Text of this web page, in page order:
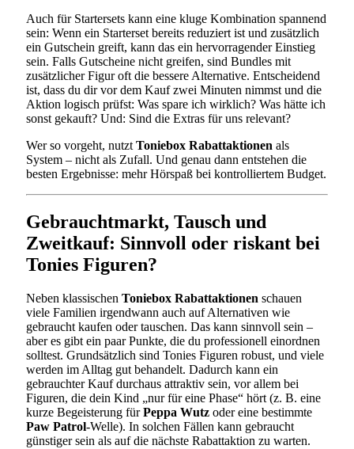
Auch für Startersets kann eine kluge Kombination spannend
sein: Wenn ein Starterset bereits reduziert ist und zusätzlich
ein Gutschein greift, kann das ein hervorragender Einstieg
sein. Falls Gutscheine nicht greifen, sind Bundles mit
zusätzlicher Figur oft die bessere Alternative. Entscheidend
ist, dass du dir vor dem Kauf zwei Minuten nimmst und die
Aktion logisch prüfst: Was spare ich wirklich? Was hätte ich
sonst gekauft? Und: Sind die Extras für uns relevant?
Wer so vorgeht, nutztToniebox Rabattaktionen als
System – nicht als Zufall. Und genau dann entstehen die
besten Ergebnisse: mehr Hörspaß bei kontrolliertem Budget.
Gebrauchtmarkt, Tausch und
Zweitkauf: Sinnvoll oder riskant bei
Tonies Figuren?
Neben klassischen Toniebox Rabattaktionen schauen
viele Familien irgendwann auch auf Alternativen wie
gebraucht kaufen oder tauschen. Das kann sinnvoll sein –
aber es gibt ein paar Punkte, die du professionell einordnen
solltest. Grundsätzlich sind Tonies Figuren robust, und viele
werden im Alltag gut behandelt. Dadurch kann ein
gebrauchter Kauf durchaus attraktiv sein, vor allem bei
Figuren, die dein Kind „nur für eine Phase“ hört (z. B. eine
kurze Begeisterung fürPeppa Wutz oder eine bestimmte
Paw Patrol-Welle). In solchen Fällen kann gebraucht
günstiger sein als auf die nächste Rabattaktion zu warten.